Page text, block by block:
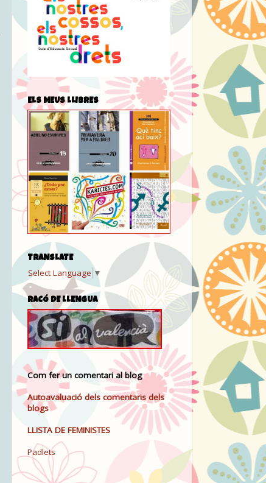
ELS MEUS LLIBRES
TRANSLATE
Select Language ▼
RACÓ DE LLENGUA
Com fer un comentari al blog
Autoavaluació dels comentaris dels
blogs
LLISTA DE FEMINISTES
Padlets